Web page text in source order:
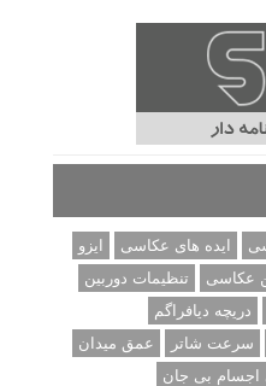
ایده های عکاسی
ایزو
عکاسی
تنظیمات دوربین
دریچه دیافراگم
سرعت شاتر
عمق میدان
بی جان